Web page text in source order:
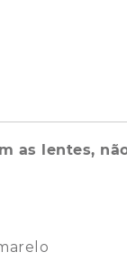
as lentes,